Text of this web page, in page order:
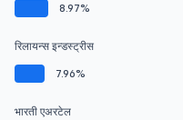
8.97%
रिलायन्स इन्डस्ट्रीस
7.96%
भारती एअरटेल